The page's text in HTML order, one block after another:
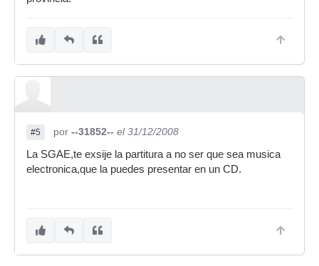
#5 por --31852-- el 31/12/2008
La SGAE,te exsije la partitura a no ser que sea musica
electronica,que la puedes presentar en un CD.